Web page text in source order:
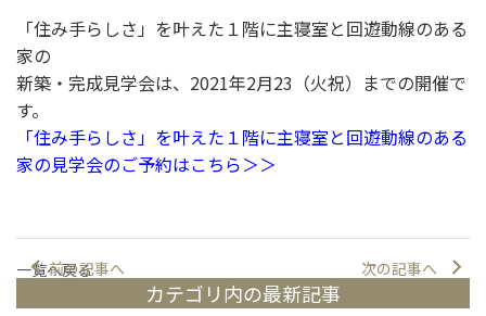
「住み手らしさ」を叶えた１階に主寝室と回遊動線のある
家の
新築・完成見学会は、2021年2月23（火祝）までの開催で
す。
「住み手らしさ」を叶えた１階に主寝室と回遊動線のある
家の見学会のご予約はこちら＞＞
前の記事へ 次の記事へ
一覧へ戻る
カテゴリ内の最新記事